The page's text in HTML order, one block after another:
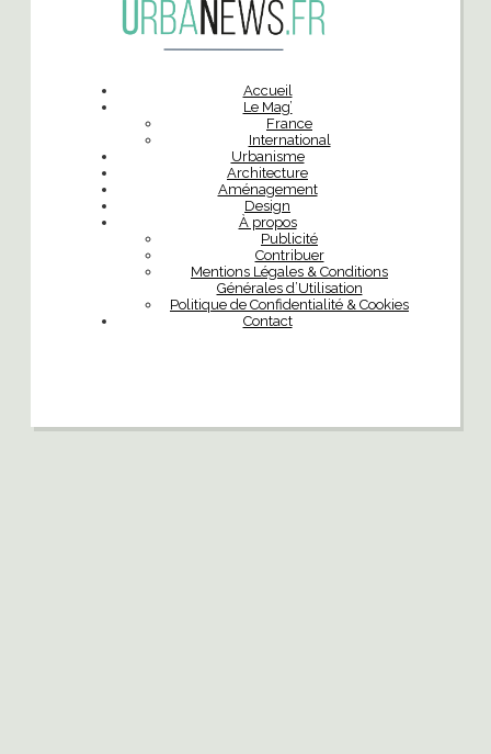
Accueil
Le Mag’
France
International
Urbanisme
Architecture
Aménagement
Design
À propos
Publicité
Contribuer
Mentions Légales & Conditions
Générales d’Utilisation
Politique de Confidentialité & Cookies
Contact